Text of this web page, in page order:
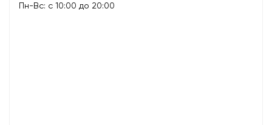
Пн-Вс: с 10:00 до 20:00